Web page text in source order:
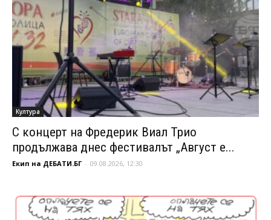
Култура
С концерт на Фредерик Виал Трио
продължава днес фестивалът „Август е...
Екип на ДЕБАТИ.БГ - 09.08.2026, 12:30